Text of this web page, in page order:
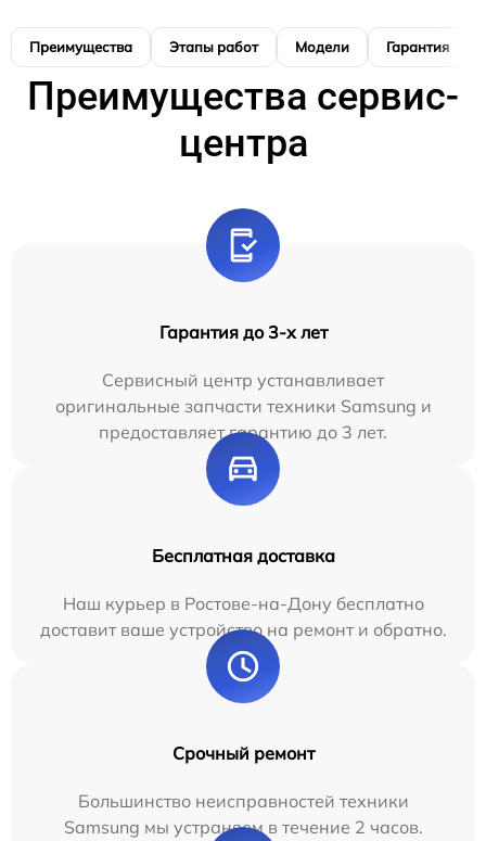
Преимущества Этапы работ Модели Гарантия
Преимущества сервис-
центра
Гарантия до 3-х лет
Сервисный центр устанавливает
оригинальные запчасти техники Samsung и
предоставляет гарантию до 3 лет.
Бесплатная доставка
Наш курьер в Ростове-на-Дону бесплатно
доставит ваше устройство на ремонт и обратно.
Срочный ремонт
Большинство неисправностей техники
Samsung мы устраняем в течение 2 часов.